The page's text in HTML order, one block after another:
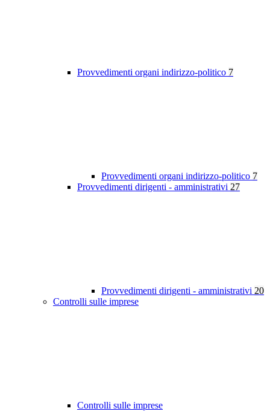
Provvedimenti organi indirizzo-politico 7
Provvedimenti organi indirizzo-politico 7
Provvedimenti dirigenti - amministrativi 27
Provvedimenti dirigenti - amministrativi 20
Controlli sulle imprese
Controlli sulle imprese